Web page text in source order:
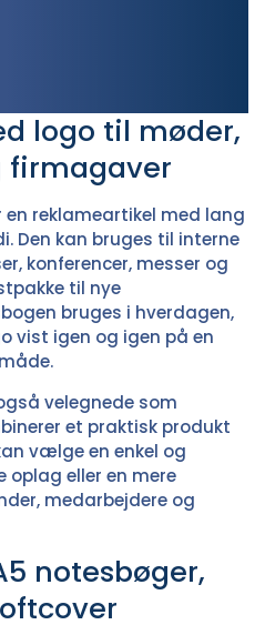
logo til møder,
firmagaver
en reklameartikel med lang
Den kan bruges til interne
konferencer, messer og
til nye
bruges i hverdagen,
vist igen og igen på en
velegnede som
et praktisk produkt
vælge en enkel og
oplag eller en mere
medarbejdere og
notesbøger,